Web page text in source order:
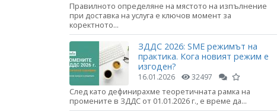
Правилното определяне на мястото на изпълнение
при доставка на услуга е ключов момент за
коректното...
ЗДДС 2026: SME режимът на
практика. Кога новият режим е
изгоден?
16.01.2026 32497
След като дефинирахме теоретичната рамка на
промените в ЗДДС от 01.01.2026 г., е време да...